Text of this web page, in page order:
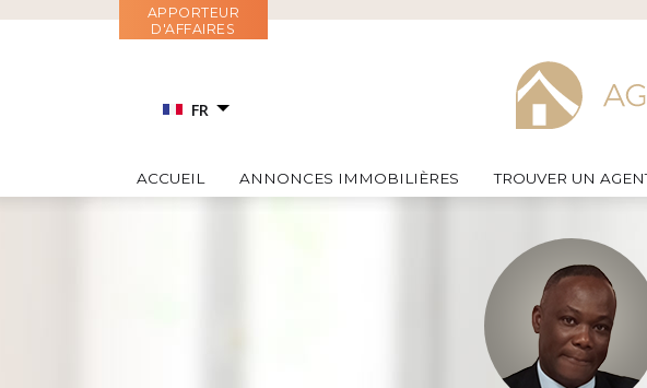
APPORTEUR
D'AFFAIRES
FR
RU
ACCUEIL ANNONCES IMMOBILIÈRES TROUVER UN